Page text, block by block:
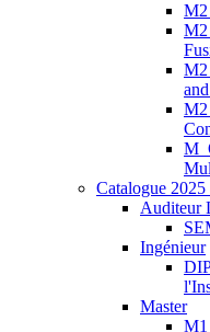
Catalogue
Auditeur
Ingénieur
Master